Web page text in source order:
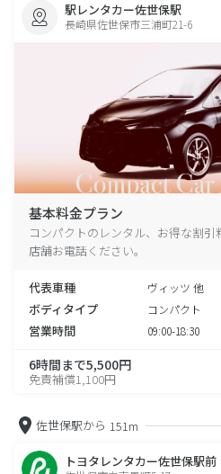
駅レンタカー佐世保駅
長崎県佐世保市三浦町21-6
基本料金プラン
コンパクトのレンタル、お得な割
店舗お電話ください。
代表車種 ヴィッツ 他
ボディタイプ コンパクト
営業時間 09:00-18:30
6時間まで5,500円
免責補償1,100円
佐世保駅から 151m
トヨタレンタカー佐世保駅前